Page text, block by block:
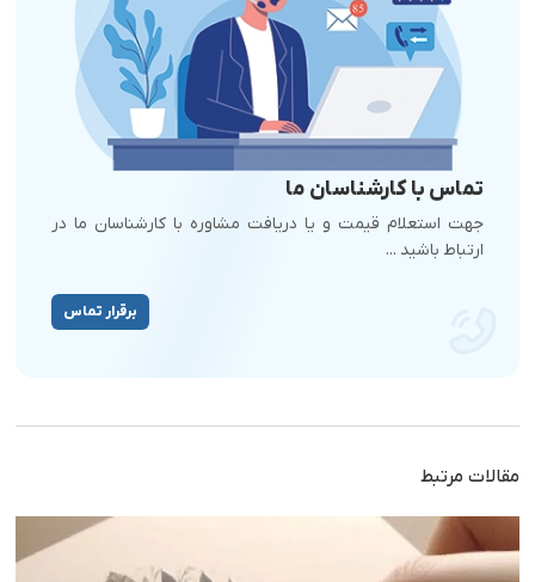
تماس با کارشناسان ما
جهت استعلام قیمت و یا دریافت مشاوره با کارشناسان ما در
ارتباط باشید ...
برقرار تماس
مقالات مرتبط